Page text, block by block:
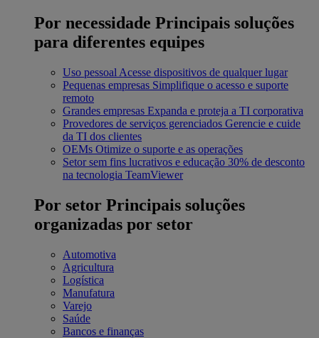
Por necessidade Principais soluções
para diferentes equipes
Uso pessoal Acesse dispositivos de qualquer lugar
Pequenas empresas Simplifique o acesso e suporte
remoto
Grandes empresas Expanda e proteja a TI corporativa
Provedores de serviços gerenciados Gerencie e cuide
da TI dos clientes
OEMs Otimize o suporte e as operações
Setor sem fins lucrativos e educação 30% de desconto
na tecnologia TeamViewer
Por setor Principais soluções
organizadas por setor
Automotiva
Agricultura
Logística
Manufatura
Varejo
Saúde
Bancos e finanças